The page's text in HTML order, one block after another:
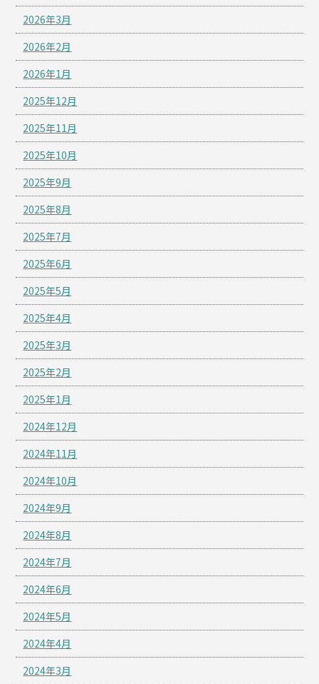
2026年3月
2026年2月
2026年1月
2025年12月
2025年11月
2025年10月
2025年9月
2025年8月
2025年7月
2025年6月
2025年5月
2025年4月
2025年3月
2025年2月
2025年1月
2024年12月
2024年11月
2024年10月
2024年9月
2024年8月
2024年7月
2024年6月
2024年5月
2024年4月
2024年3月